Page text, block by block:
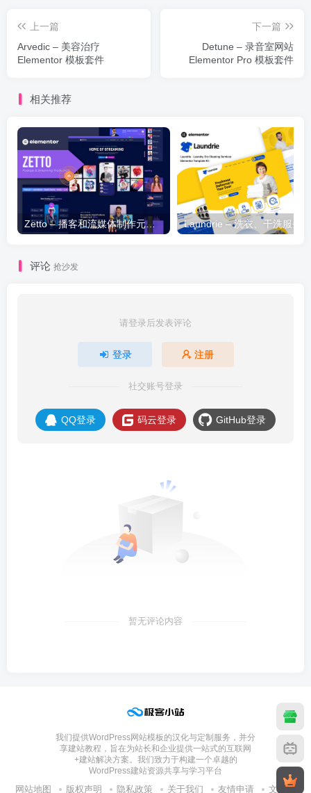
上一篇
Arvedic – 美容治疗
Elementor 模板套件
下一篇
Detune – 录音室网站
Elementor Pro 模板套件
相关推荐
Zetto – 播客和流媒体制作元素模板套件
评论 抢沙发
请登录后发表评论
登录 注册
社交账号登录
QQ登录 码云登录 GitHub登录
暂无评论内容
我们提供WordPress网站模板的汉化与定制服务，并分
享建站教程，旨在为站长和企业提供一站式的互联网
+建站解决方案。我们致力于构建一个卓越的
WordPress建站资源共享与学习平台
网站地图 版权声明 隐私政策 关于我们 友情申请 文章归